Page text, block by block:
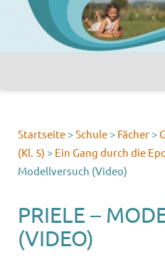
Startseite >Schule > Fächer >
(Kl. 5) > Ein Gang durch die
Modellversuch (Video)
PRIELE –
(VIDEO)